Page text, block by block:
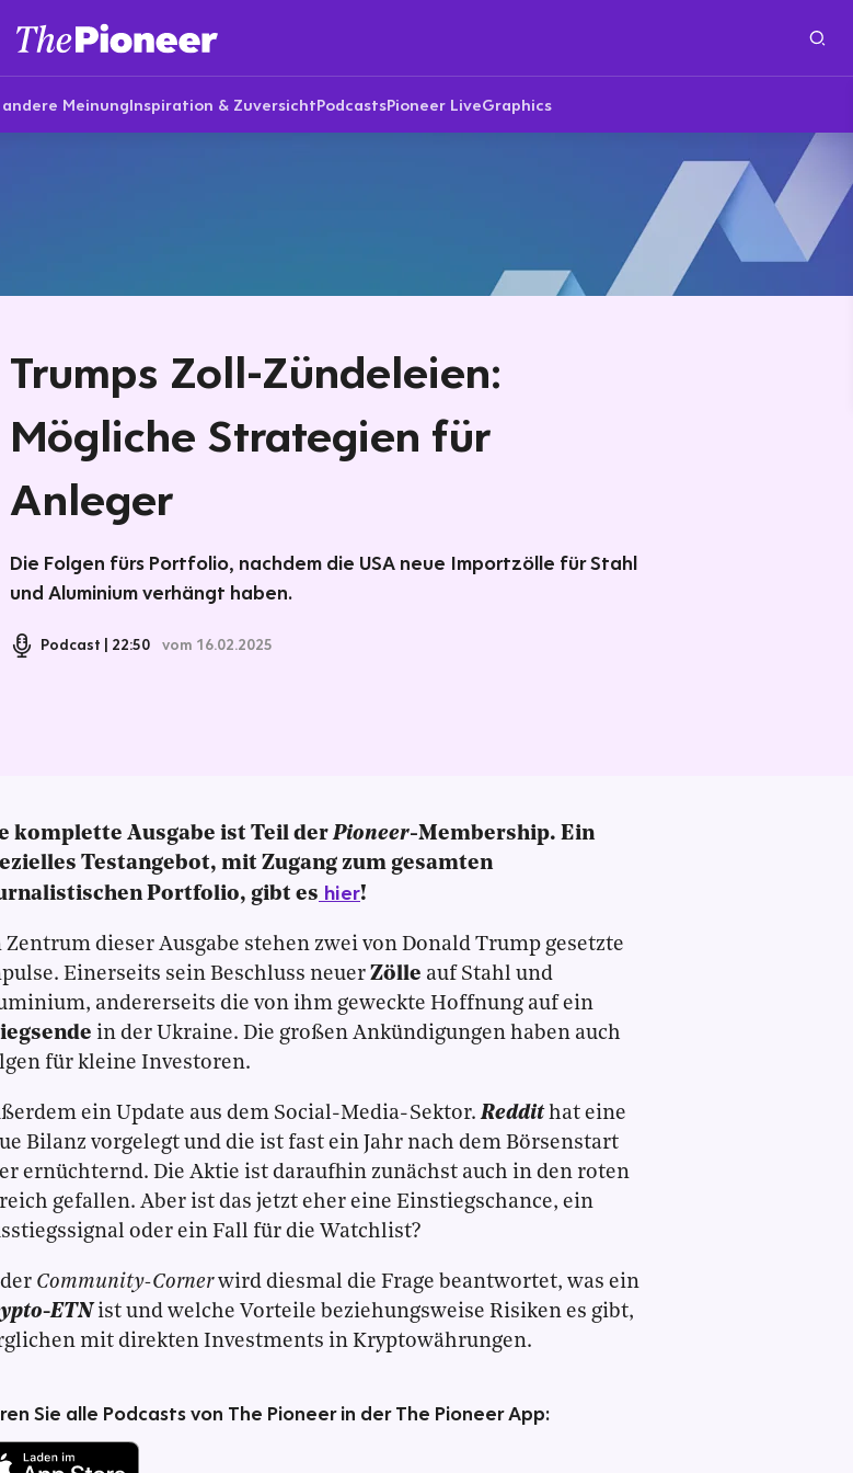
andere MeinungInspiration & ZuversichtPodcastsPioneer LiveGraphics
Trumps Zoll-Zündeleien:
Mögliche Strategien für
Anleger
Die Folgen fürs Portfolio, nachdem die USA neue Importzölle für Stahl
und Aluminium verhängt haben.
Podcast 22:50 vom 16.02.2025
komplette Ausgabe ist Teil derPioneer-Membership. Ein
Testangebot, mit Zugang zum gesamten
Portfolio, gibt es hier!
Zentrum dieser Ausgabe stehen zwei von Donald Trump gesetzte
Einerseits sein Beschluss neuer Zölle auf Stahl und
andererseits die von ihm geweckte Hoffnung auf ein
in der Ukraine. Die großen Ankündigungen haben auch
für kleine Investoren.
ein Update aus dem Social-Media-Sektor.Reddithat eine
Bilanz vorgelegt und die ist fast ein Jahr nach dem Börsenstart
ernüchternd. Die Aktie ist daraufhin zunächst auch in den roten
gefallen. Aber ist das jetzt eher eine Einstiegschance, ein
oder ein Fall für die Watchlist?
Community-Cornerwird diesmal die Frage beantwortet, was ein
ETN ist und welche Vorteile beziehungsweise Risiken es gibt,
mit direkten Investments in Kryptowährungen.
Sie alle Podcasts von The Pioneer in der The Pioneer App: